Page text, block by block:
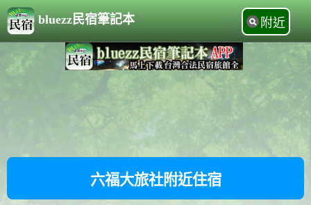
bluezz民宿筆記本 附近
六福大旅社附近住宿